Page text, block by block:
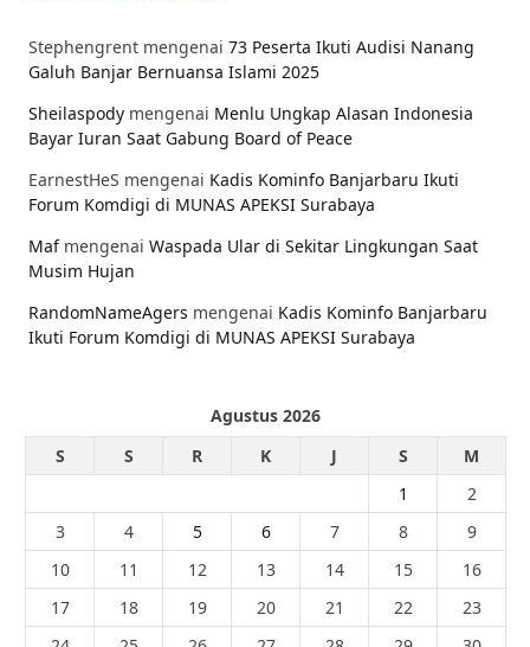
Stephengrent mengenai 73 Peserta Ikuti Audisi Nanang
Galuh Banjar Bernuansa Islami 2025
Sheilaspody mengenai Menlu Ungkap Alasan Indonesia
Bayar Iuran Saat Gabung Board of Peace
EarnestHeS mengenai Kadis Kominfo Banjarbaru Ikuti
Forum Komdigi di MUNAS APEKSI Surabaya
Mafmengenai Waspada Ular di Sekitar Lingkungan Saat
Musim Hujan
RandomNameAgers mengenai Kadis Kominfo Banjarbaru
Ikuti Forum Komdigi di MUNAS APEKSI Surabaya
Agustus 2026
S
S R K J S
M
1
2
3
4 5 6 7 8
9
10
11 12 13 14 15
16
17
18 19 20 21 22
23